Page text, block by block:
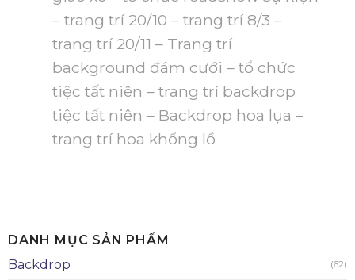
– trang trí 20/10 – trang trí 8/3 –
trang trí 20/11 – Trang trí
background đám cưới – tổ chức
tiệc tất niên – trang trí backdrop
tiệc tất niên – Backdrop hoa lụa –
trang trí hoa khổng lồ
DANH MỤC SẢN PHẨM
Backdrop
(62)